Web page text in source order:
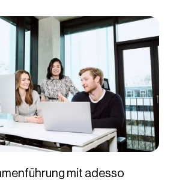
mit adesso